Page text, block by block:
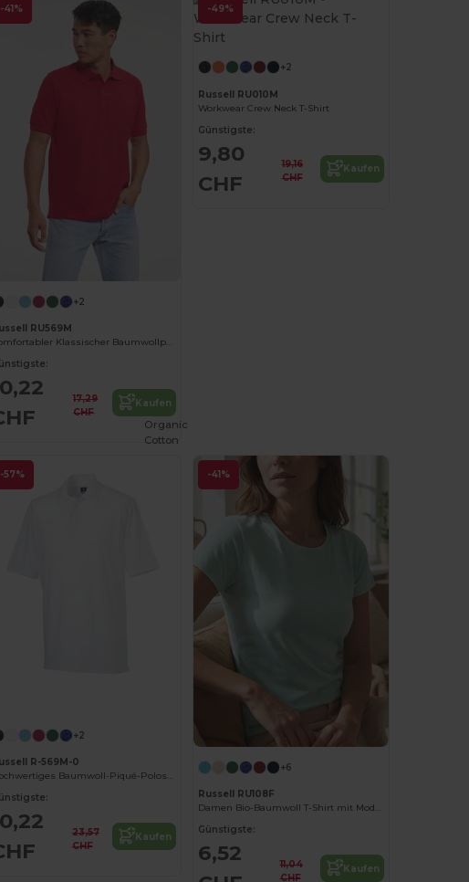
-41%
+2
RU569M
Komfortabler Klassischer Baumwollpolo
17,29
CHF
Kaufen
-49%
+2
Russell RU010M
Workwear Crew Neck T-Shirt
Günstigste:
9,80
CHF
19,16
CHF
Kaufen
-57%
+2
R-569M-0
Hochwertiges Baumwoll-Piqué-Poloshirt mit Komfort
23,57
CHF
Kaufen
-41%
Organic
Cotton
+6
Russell RU108F
Damen Bio-Baumwoll T-Shirt mit Modernem Schnitt
Günstigste:
6,52
11,04
CHF
Kaufen